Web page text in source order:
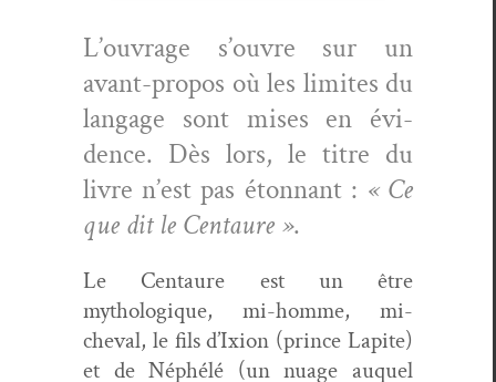
L’ouvrage s’ouvre sur un
avant-pro­pos où les lim­ites du
lan­gage sont mis­es en évi­
dence. Dès lors, le titre du
livre n’est pas éton­nant : « Ce
que dit le Cen­tau­re ».
Le Cen­tau­re est un être
mythologique, mi-homme, mi-
cheval, le fils d’Ixion (prince Lapite)
et de Néphélé (un nuage auquel